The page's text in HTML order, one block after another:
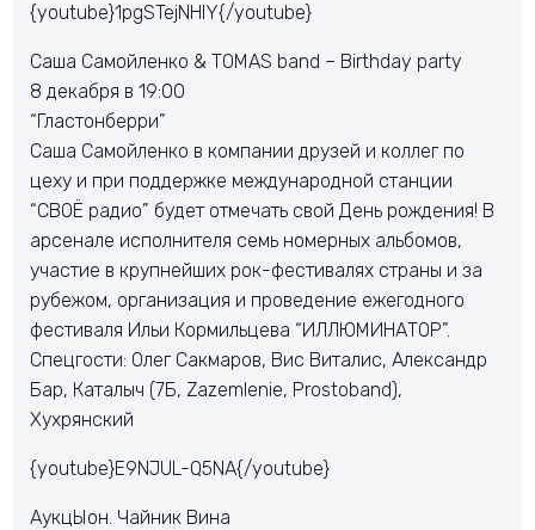
{youtube}1pgSTejNHlY{/youtube}
Саша Самойленко & TOMAS band – Birthday party
8 декабря в 19:00
“Гластонберри”
Саша Самойленко в компании друзей и коллег по
цеху и при поддержке международной станции
“СВОЁ радио” будет отмечать свой День рождения! В
арсенале исполнителя семь номерных альбомов,
участие в крупнейших рок-фестивалях страны и за
рубежом, организация и проведение ежегодного
фестиваля Ильи Кормильцева “ИЛЛЮМИНАТОР”.
Спецгости: Олег Сакмаров, Вис Виталис, Александр
Бар, Каталыч (7Б, Zazemlenie, Prostoband),
Хухрянский
{youtube}E9NJUL-Q5NA{/youtube}
АукцЫон. Чайник Вина